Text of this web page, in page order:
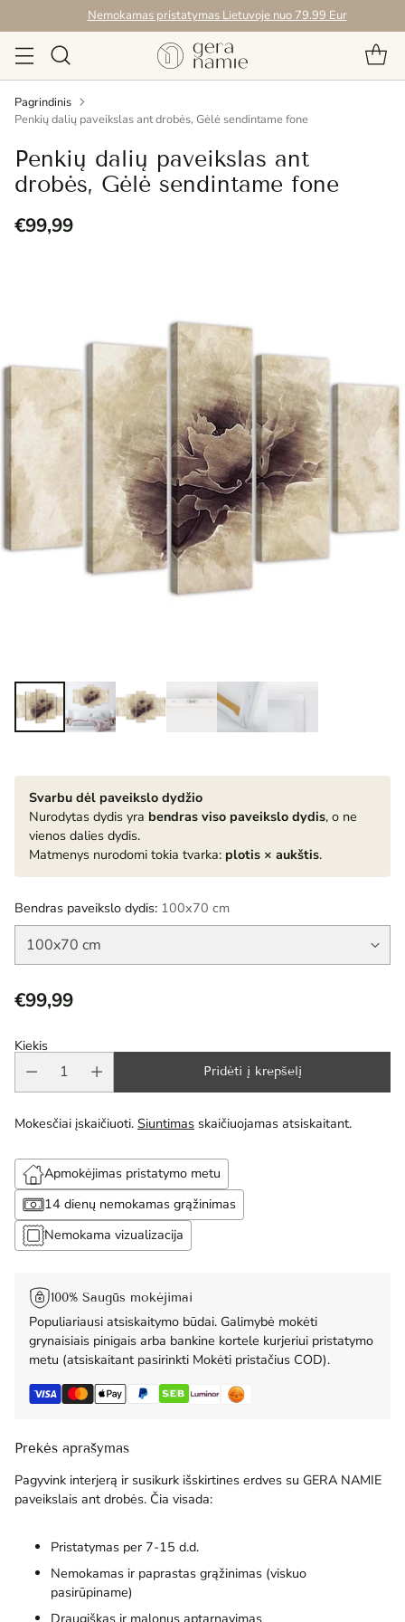
Nemokamas pristatymas Lietuvoje nuo 79.99 Eur
Pagrindinis
Penkių dalių paveikslas ant drobės, Gėlė sendintame fone
Penkių dalių paveikslas ant
drobės, Gėlė sendintame fone
Reguliari
€99,99
Svarbu dėl paveikslo dydžio
Nurodytas dydis yra bendras viso paveikslo dydis, o ne
vienos dalies dydis.
Matmenys nurodomi tokia tvarka: plotis × aukštis.
Bendras paveikslo dydis: 100x70 cm
Reguliari
kaina
€99,99
Kiekis
Pridėti į krepšelį
Mokesčiai įskaičiuoti. Siuntimas skaičiuojamas atsiskaitant.
Apmokėjimas pristatymo metu
14 dienų nemokamas grąžinimas
Nemokama vizualizacija
100% Saugūs mokėjimai
Populiariausi atsiskaitymo būdai. Galimybė mokėti
grynaisiais pinigais arba bankine kortele kurjeriui pristatymo
metu (atsiskaitant pasirinkti Mokėti pristačius COD).
Prekės aprašymas
Pagyvink interjerą ir susikurk išskirtines erdves su GERA NAMIE
paveikslais ant drobės. Čia visada:
Pristatymas per 7-15 d.d.
Nemokamas ir paprastas grąžinimas (viskuo
pasirūpiname)
Draugiškas ir malonus aptarnavimas